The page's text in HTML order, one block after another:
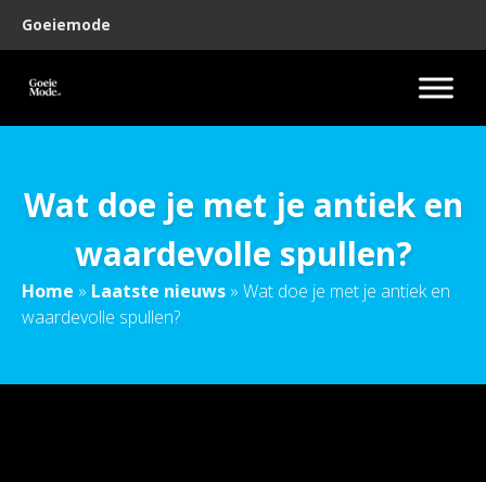
Goeiemode
Wat doe je met je antiek en
waardevolle spullen?
Home » Laatste nieuws » Wat doe je met je antiek en
waardevolle spullen?